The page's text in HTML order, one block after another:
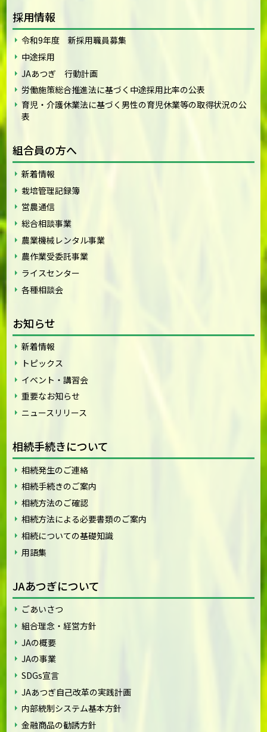
採用情報
令和9年度 新採用職員募集
中途採用
JAあつぎ 行動計画
労働施策総合推進法に基づく中途採用比率の公表
育児・介護休業法に基づく男性の育児休業等の取得状況の公
表
組合員の方へ
新着情報
栽培管理記録簿
営農通信
総合相談事業
農業機械レンタル事業
農作業受委託事業
ライスセンター
各種相談会
お知らせ
新着情報
トピックス
イベント・講習会
重要なお知らせ
ニュースリリース
相続手続きについて
相続発生のご連絡
相続手続きのご案内
相続方法のご確認
相続方法による必要書類のご案内
相続についての基礎知識
用語集
JAあつぎについて
ごあいさつ
組合理念・経営方針
JAの概要
JAの事業
SDGs宣言
JAあつぎ自己改革の実践計画
内部統制システム基本方針
金融商品の勧誘方針